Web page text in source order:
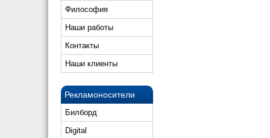
Философия
Наши работы
Контакты
Наши клиенты
Рекламоносители
Билборд
Digital